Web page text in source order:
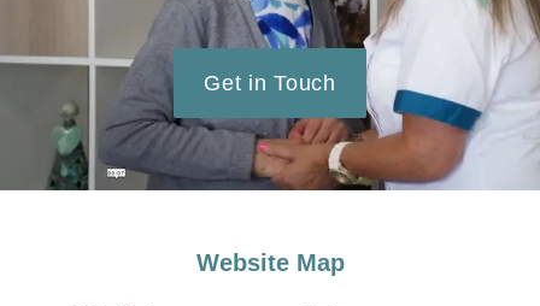
Get in Touch
Website Map